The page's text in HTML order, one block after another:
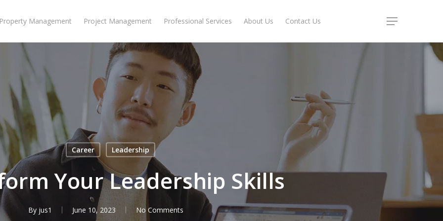
Property Management Project Management Professional Services About Us Contact Us Menu
Career Leadership
Your Leadership Skills
By jus1 June 10, 2023 No Comments